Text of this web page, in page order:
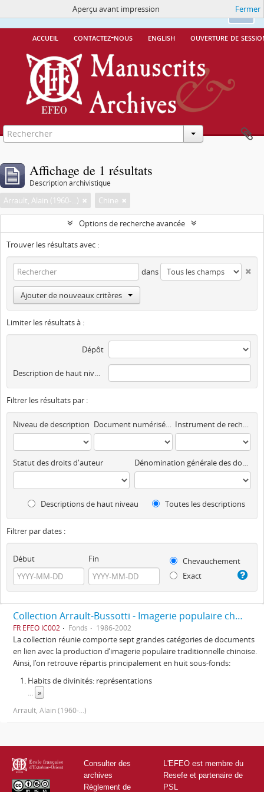
Ok
Ce site utilise des cookiesMore Info.
accueil contactez-nous english ouverture de
Aperçu avant impression Fermer
Affichage de 1 résultats
Description archivistique
Arrault, Alain (1960-...) Chine
Options de recherche avancée
Trouver les résultats avec :
dans
Ajouter de nouveaux critères
Limiter les résultats à :
Dépôt
Description de haut niveau
Filtrer les résultats par :
Niveau de description Document numérisé disponible Instrument de recherche
Statut des droits d'auteur Dénomination générale des documents
Descriptions de haut niveau Toutes les descriptions
Filtrer par dates :
Début Fin
Chevauchement
Exact
Collection Arrault-Bussotti - Imagerie populaire chinoise
FR EFEO IC002 Fonds 1986-2002
La collection réunie comporte sept grandes catégories de documents
en lien avec la production d’imagerie populaire traditionnelle chinoise.
Ainsi, l’on retrouve répartis principalement en huit sous-fonds:
Habits de divinités: représentations
... »
Arrault, Alain (1960-...)
Consulter des
archives
Règlement de
L'EFEO est membre du
Resefe et partenaire de
PSL